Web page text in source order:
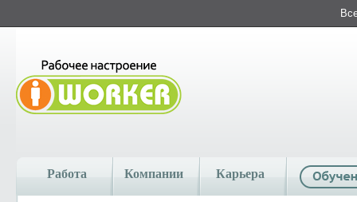
Работа Компании Карьера